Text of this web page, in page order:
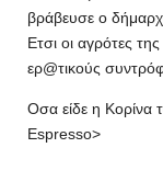
βράβευσε ο
Ετσι οι αγρότες
ερ@τικούς
Οσα είδε η Κορίνα
Εspresso>